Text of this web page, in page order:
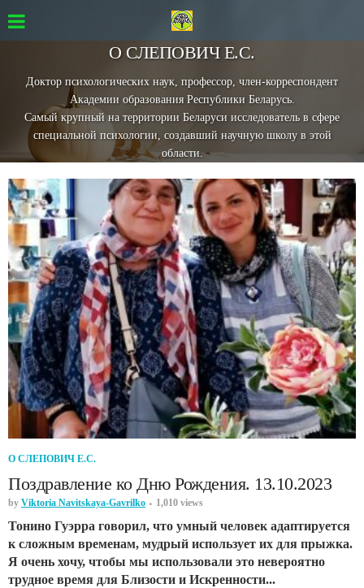
О СЛЕПОВИЧ Е.С.
Доктор психологических наук, профессор, член-корреспондент
Академии образования Республики Беларусь.
Самый крупный на территории Беларуси исследователь в сфере
специальной психологии, создавший научную школу в этой
области.
О СЛЕПОВИЧ Е.С.
Поздравление ко Дню Рождения. 13.10.2023
by Viktoria Navitskaya-Gavrilko 1,010 views
Тонино Гуэрра говорил, что умный человек адаптируется
к сложным временам, мудрый использует их для прыжка.
Я очень хочу, чтобы мы использовали это невероятно
трудное время для Близости и Искренности...